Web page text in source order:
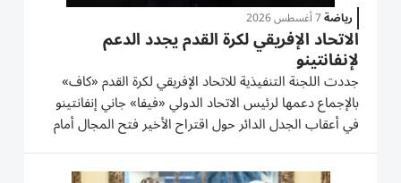
رياضة7 أغسطس 2026
الاتحاد الإفريقي لكرة القدم يجدد الدعم
لإنفانتينو
جددت اللجنة التنفيذية للاتحاد الإفريقي لكرة القدم «كاف»
بالإجماع دعمها لرئيس الاتحاد الدولي «فيفا» جاني إنفانتينو
في أعقاب الجدل الدائر حول اقتراح الأخير فتح المجال أمام
مستثمرين من القطاع الخاص. وفي بيان صدر الخميس
عقب اجتماع أعضائها، شكرت اللجنة أيضاً الرئيس...